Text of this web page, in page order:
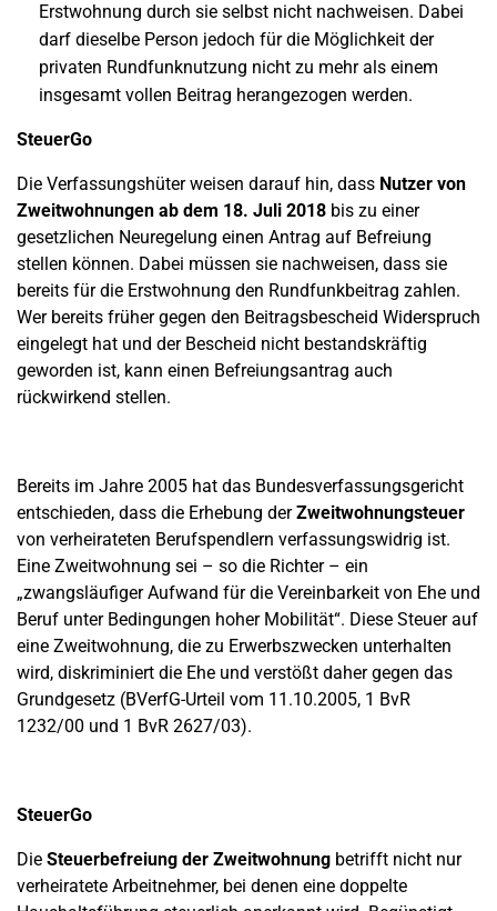
Erstwohnung durch sie selbst nicht nachweisen. Dabei
darf dieselbe Person jedoch für die Möglichkeit der
privaten Rundfunknutzung nicht zu mehr als einem
insgesamt vollen Beitrag herangezogen werden.
SteuerGo
Die Verfassungshüter weisen darauf hin, dass Nutzer von
Zweitwohnungen ab dem 18. Juli 2018 bis zu einer
gesetzlichen Neuregelung einen Antrag auf Befreiung
stellen können. Dabei müssen sie nachweisen, dass sie
bereits für die Erstwohnung den Rundfunkbeitrag zahlen.
Wer bereits früher gegen den Beitragsbescheid Widerspruch
eingelegt hat und der Bescheid nicht bestandskräftig
geworden ist, kann einen Befreiungsantrag auch
rückwirkend stellen.
Bereits im Jahre 2005 hat das Bundesverfassungsgericht
entschieden, dass die Erhebung derZweitwohnungsteuer
von verheirateten Berufspendlern verfassungswidrig ist.
Eine Zweitwohnung sei – so die Richter – ein
„zwangsläufiger Aufwand für die Vereinbarkeit von Ehe und
Beruf unter Bedingungen hoher Mobilität“. Diese Steuer auf
eine Zweitwohnung, die zu Erwerbszwecken unterhalten
wird, diskriminiert die Ehe und verstößt daher gegen das
Grundgesetz (BVerfG-Urteil vom 11.10.2005, 1 BvR
1232/00 und 1 BvR 2627/03).
SteuerGo
Die Steuerbefreiung der Zweitwohnung betrifft nicht nur
verheiratete Arbeitnehmer, bei denen eine doppelte